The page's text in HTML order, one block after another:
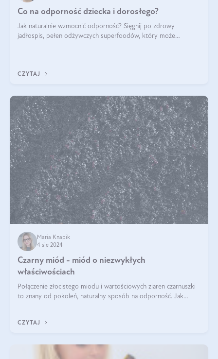
Co na odporność dziecka i dorosłego?
Jak naturalnie wzmocnić odporność? Sięgnij po zdrowy
jadłospis, pełen odżywczych superfoodów, który może
CZYTAJ
Maria Knapik
4 sie 2024
Czarny miód - miód o niezwykłych
właściwościach
Połączenie złocistego miodu i wartościowych ziaren czarnuszki
to znany od pokoleń, naturalny sposób na odporność. Jak
CZYTAJ